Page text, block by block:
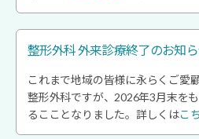
整形外科 外来診療終了のお知
これまで地域の皆様に永らくご愛
整形外科ですが、2026年3月末を
るこことなりました。詳しくはこ